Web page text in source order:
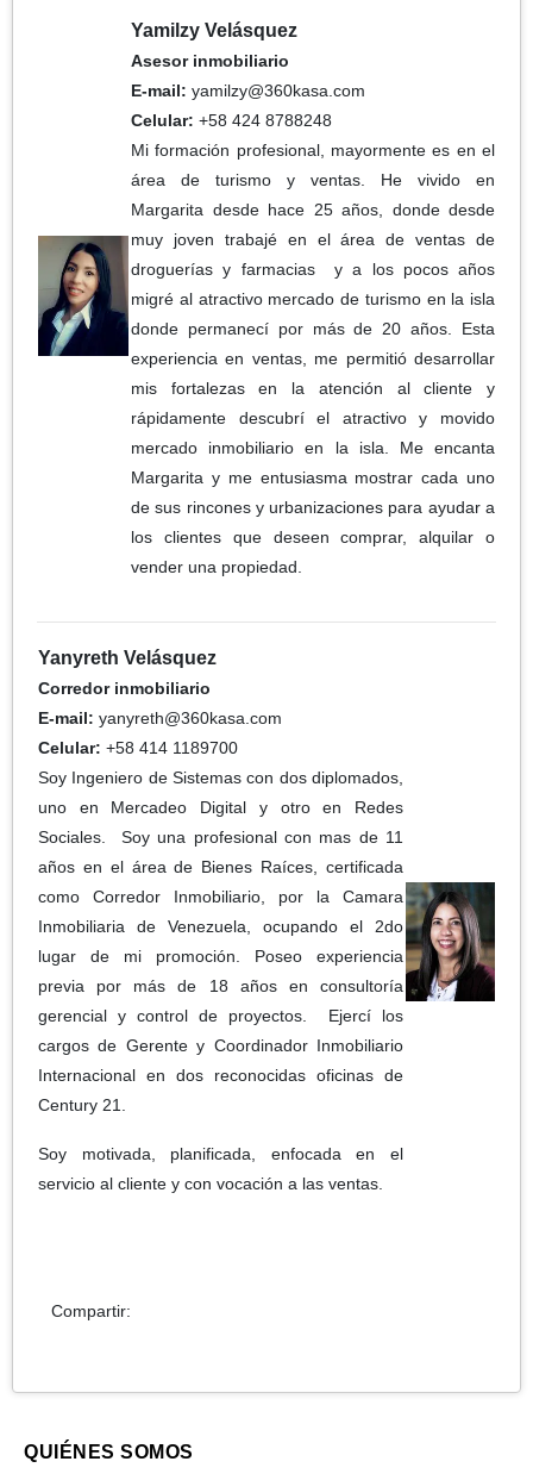
Yamilzy Velásquez
Asesor inmobiliario
E-mail: yamilzy@360kasa.com
Celular: +58 424 8788248
Mi formación profesional, mayormente es en el
área de turismo y ventas. He vivido en
Margarita desde hace 25 años, donde desde
muy joven trabajé en el área de ventas de
droguerías y farmacias y a los pocos años
migré al atractivo mercado de turismo en la isla
donde permanecí por más de 20 años. Esta
experiencia en ventas, me permitió desarrollar
mis fortalezas en la atención al cliente y
rápidamente descubrí el atractivo y movido
mercado inmobiliario en la isla. Me encanta
Margarita y me entusiasma mostrar cada uno
de sus rincones y urbanizaciones para ayudar a
los clientes que deseen comprar, alquilar o
vender una propiedad.
Yanyreth Velásquez
Corredor inmobiliario
E-mail: yanyreth@360kasa.com
Celular: +58 414 1189700
Soy Ingeniero de Sistemas con dos diplomados,
uno en Mercadeo Digital y otro en Redes
Sociales. Soy una profesional con mas de 11
años en el área de Bienes Raíces, certificada
como Corredor Inmobiliario, por la Camara
Inmobiliaria de Venezuela, ocupando el 2do
lugar de mi promoción. Poseo experiencia
previa por más de 18 años en consultoría
gerencial y control de proyectos. Ejercí los
cargos de Gerente y Coordinador Inmobiliario
Internacional en dos reconocidas oficinas de
Century 21.
Soy motivada, planificada, enfocada en el
servicio al cliente y con vocación a las ventas.
Compartir:
QUIÉNES SOMOS